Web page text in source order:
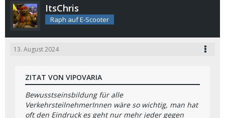
ItsChris
Raph auf E-Scooter
13. August 2024
ZITAT VON VIPOVARIA
Bewusstseinsbildung für alle
VerkehrsteilnehmerInnen wäre so wichtig, man hat
oft den Eindruck es geht nur mehr jeder gegen